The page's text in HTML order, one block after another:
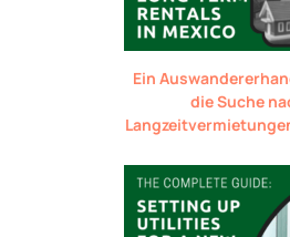
Ein
die Suche